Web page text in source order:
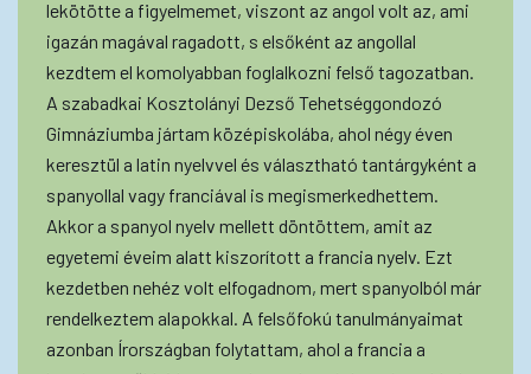
lekötötte a figyelmemet, viszont az angol volt az, ami
igazán magával ragadott, s elsőként az angollal
kezdtem el komolyabban foglalkozni felső tagozatban.
A szabadkai Kosztolányi Dezső Tehetséggondozó
Gimnáziumba jártam középiskolába, ahol négy éven
keresztül a latin nyelvvel és választható tantárgyként a
spanyollal vagy franciával is megismerkedhettem.
Akkor a spanyol nyelv mellett döntöttem, amit az
egyetemi éveim alatt kiszorított a francia nyelv. Ezt
kezdetben nehéz volt elfogadnom, mert spanyolból már
rendelkeztem alapokkal. A felsőfokú tanulmányaimat
azonban Írországban folytattam, ahol a francia a